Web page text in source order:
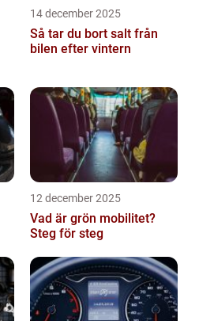
14 december 2025
Så tar du bort salt från
bilen efter vintern
12 december 2025
Vad är grön mobilitet?
Steg för steg